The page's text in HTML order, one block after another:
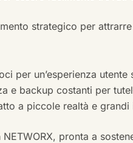
strategico per
per un’esperienza utente
e backup costanti per
a piccole realtà e grandi
pronta a